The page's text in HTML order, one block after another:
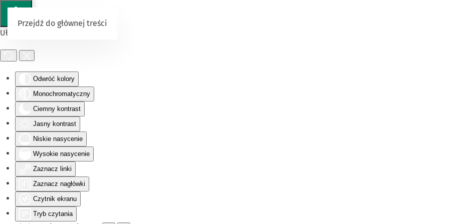
Ułatwienia dostępu
Odwróć kolory
Monochromatyczny
Ciemny kontrast
Jasny kontrast
Niskie nasycenie
Wysokie nasycenie
Zaznacz linki
Zaznacz nagłówki
Czytnik ekranu
Tryb czytania
Przejdź do głównej treści